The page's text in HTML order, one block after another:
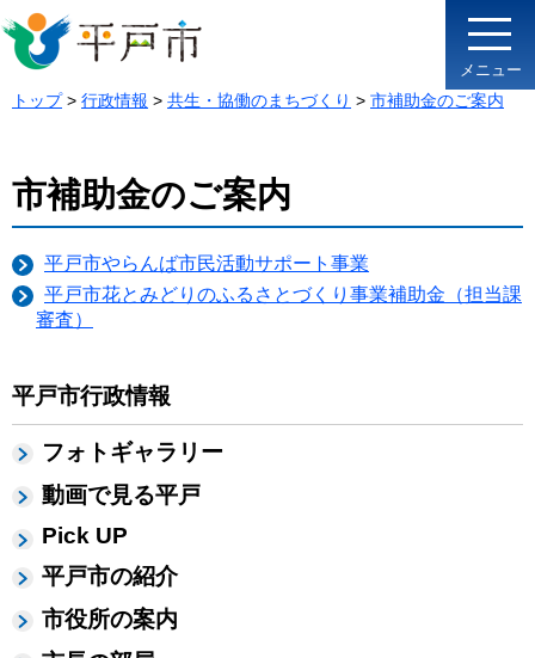
メニュー
トップ> 行政情報 > 共生・協働のまちづくり > 市補助金のご案内
平戸市行政情報
フォトギャラリー
動画で見る平戸
Pick UP
平戸市の紹介
市役所の案内
市補助金のご案内
平戸市やらんば市民活動サポート事業
平戸市花とみどりのふるさとづくり事業補助金（担当課
審査）